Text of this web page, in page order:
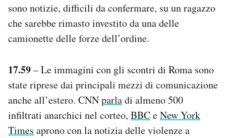
sono notizie, difficili da confermare, su un ragazzo
che sarebbe rimasto investito da una delle
camionette delle forze dell’ordine.
17.59– Le immagini con gli scontri di Roma sono
state riprese dai principali mezzi di comunicazione
anche all’estero. CNNparladi almeno 500
infiltrati anarchici nel corteo, BBCeNew York
Times aprono con la notizia delle violenze a